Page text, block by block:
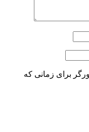
برای زمانی که